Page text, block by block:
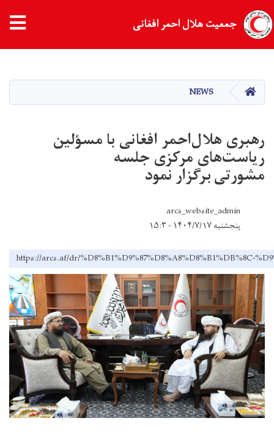
content
جمعیت هلال احمر افغانی
HOME
NEWS
رهبری هلال‌احمر افغانی با مسؤلین
ریاست‌های مرکزی جلسه
مشورتی برگزار نمود
arcs_website_admin
پنجشنبه ۱۴۰۴/۷/۱۷ - ۱۵:۳
https://arcs.af/dr/%D8%B1%D9%87%D8%A8%D8%B1%DB%8C-